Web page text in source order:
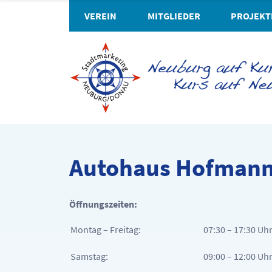
VEREIN MITGLIEDER
Autohaus
Öffnungszeiten:
Montag – Freitag: 07:30 – 17:30 Uhr
Samstag: 09:00 – 12:00 Uhr